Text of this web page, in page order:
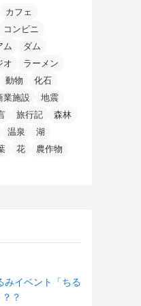
カフェ
コンビニ
ム
ダム
オ
ラーメン
動物
化石
業施設
地震
旅行記
森林
温泉
湖
花
農作物
みイベント「ちる
？